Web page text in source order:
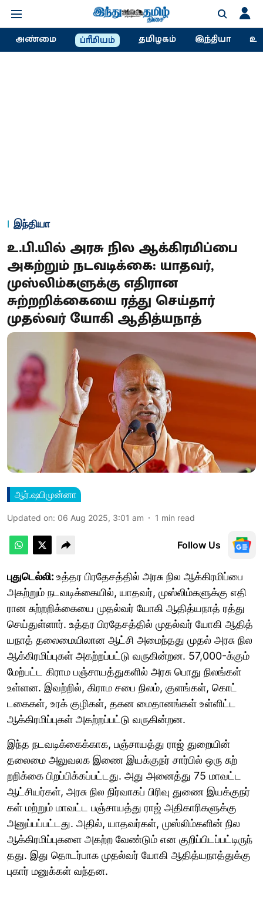
அண்மை ப்ரீமியம் தமிழகம் இந்தியா
இந்தியா
உ.பி.யில் அரசு நில ஆக்கிரமிப்பை
அகற்றும் நடவடிக்கை: யாதவர்,
முஸ்லிம்களுக்கு எதிரான
சுற்றறிக்கையை ரத்து செய்தார்
முதல்வர் யோகி ஆதித்யநாத்
ஆர்.ஷபிமுன்னா
Updated on: 06 Aug 2025, 3:01 am 1 min read
Follow Us
புதுடெல்லி: உத்தர பிரதேசத்​தில் அரசு நில ஆக்​கிரமிப்பை
அகற்​றும் நடவடிக்​கை​யில், யாதவர், முஸ்​லிம்​களுக்கு எதி​
ரான சுற்றறிக்​கையை முதல்​வர் யோகி ஆதித்​ய​நாத் ரத்து
செய்​துள்​ளார். உத்தர பிரதேசத்​தில் முதல்​வர் யோகி ஆதித்​
ய​நாத் தலைமையிலான ஆட்சி அமைந்​தது முதல் அரசு நில
ஆக்​கிரமிப்​பு​கள் அகற்​றப்​பட்டு வரு​கின்​றன. 57,000-க்​கும்
மேற்​பட்ட கிராம பஞ்​சா​யத்​துகளில் அரசு பொது நிலங்​கள்
உள்​ளன. இவற்​றில், கிராம சபை நிலம், குளங்​கள், கொட்​
டகைகள், உரக் குழிகள், தகன மைதானங்​கள் உள்​ளிட்ட
ஆக்​கிரமிப்​பு​கள் அகற்​றப்​பட்டு வரு​கின்​றன.
இந்த நடவடிக்​கைக்​காக, பஞ்​சா​யத்து ராஜ் துறை​யின்
தலைமை அலு​வலக இணை இயக்​குநர் சார்​பில் ஒரு சுற்​
றறிக்கை பிறப்​பிக்கப்​பட்​டது. அது அனைத்து 75 மாவட்ட
ஆட்​சி​யர்​கள், அரசு நில நிர்​வாகப் பிரிவு துணை இயக்​குநர்​
கள் மற்​றும் மாவட்ட பஞ்சாயத்து ராஜ் அதி​காரி​களுக்கு
அனுப்​பப்​பட்​டது. அதில், யாதவர்​கள், முஸ்​லிம்​களின் நில
ஆக்​கிரமிப்​பு​களை அகற்ற வேண்​டும் என குறிப்​பிடப்​பட்​டிருந்​
தது. இது தொடர்​பாக முதல்​வர் யோகி ஆதித்​ய​நாத்​துக்கு
புகார் மனுக்​கள் வந்​தன.